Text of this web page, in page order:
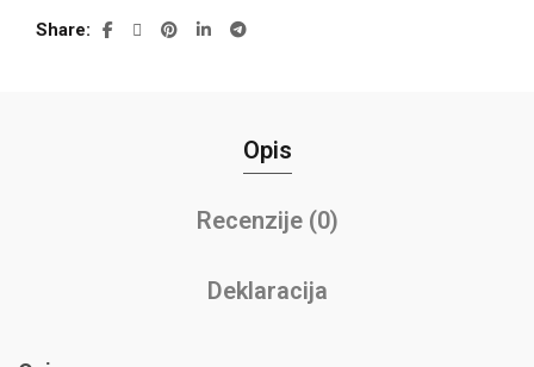
Share
Opis
Recenzije (0)
Deklaracija